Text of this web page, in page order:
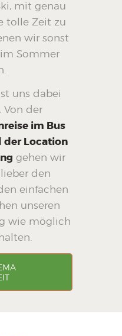
mit genau
tolle Zeit zu
wir sonst
Sommer
uns dabei
Von der
im Bus
der Location
gehen wir
den
einfachen
unseren
wie möglich